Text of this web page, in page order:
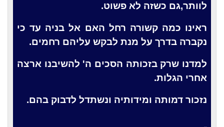
לוותר,גם כשזה לא פשוט.
ראינו כמה קשורה רחל האם אל בניה עד כי
נקברה בדרך על מנת לבקש עליהם רחמים.
למדנו שרק בזכותה הסכים ה' להשיבנו ארצה
אחרי הגלות.
נזכור דמותה ומידותיה ונשתדל לדבוק בהם.